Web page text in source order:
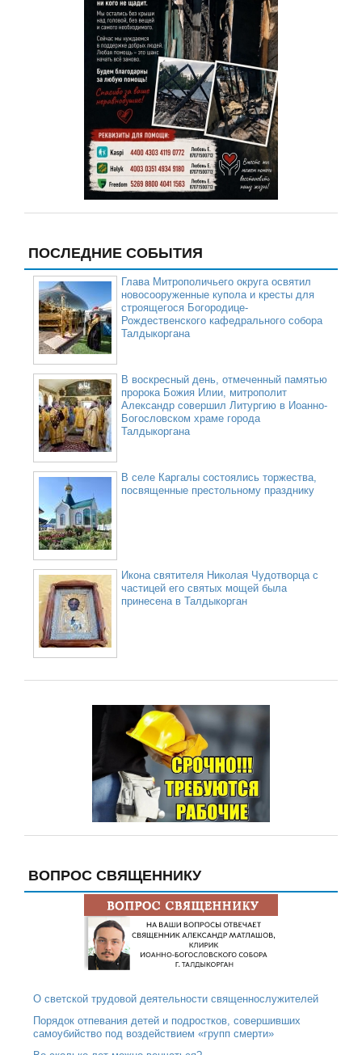
ПОСЛЕДНИЕ СОБЫТИЯ
Глава Митрополичьего округа освятил
новосооруженные купола и кресты для
строящегося Богородице-
Рождественского кафедрального собора
Талдыкоргана
В воскресный день, отмеченный памятью
пророка Божия Илии, митрополит
Александр совершил Литургию в Иоанно-
Богословском храме города
Талдыкоргана
В селе Каргалы состоялись торжества,
посвященные престольному празднику
Икона святителя Николая Чудотворца с
частицей его святых мощей была
принесена в Талдыкорган
ВОПРОС СВЯЩЕННИКУ
О светской трудовой деятельности священнослужителей
Порядок отпевания детей и подростков, совершивших
самоубийство под воздействием «групп смерти»